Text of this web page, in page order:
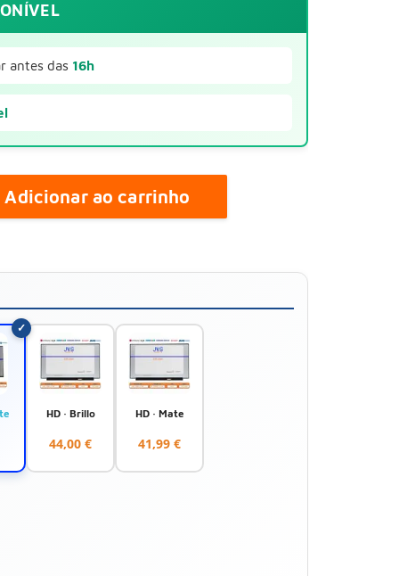
antes das 16h
Adicionar ao carrinho
HD · Brillo
44,00 €
HD · Mate
41,99 €